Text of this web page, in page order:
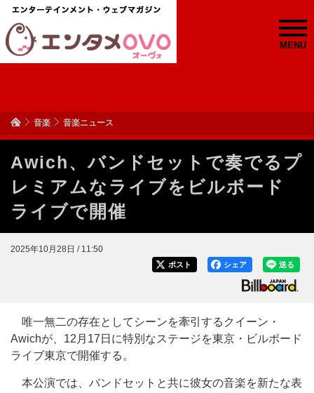
MENU
音楽 音楽ニュース
Awich、バンドセットで奏でるプ
レミアムなライブをビルボード
ライブで開催
2025年10月28日 / 11:50
送る
シェア
ポスト
唯一無二の存在としてシーンを牽引するクイーン・
Awichが、12月17日に特別なステージを東京・ビルボード
ライブ東京で開催する。
本公演では、バンドセットと共に彼女の音楽を新たな表